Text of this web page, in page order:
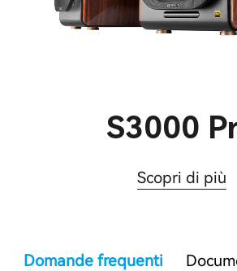
S3000
Scopri di più
Domande frequenti